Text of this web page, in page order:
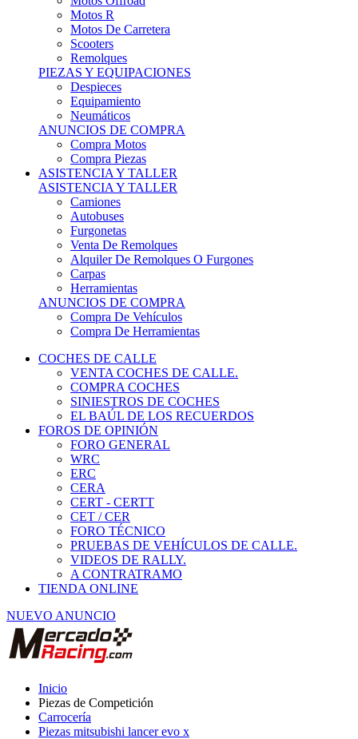
Motos R
Motos De Carretera
Scooters
Remolques
PIEZAS Y EQUIPACIONES
Despieces
Equipamiento
Neumáticos
ANUNCIOS DE COMPRA
Compra Motos
Compra Piezas
ASISTENCIA Y TALLER
ASISTENCIA Y TALLER
Camiones
Autobuses
Furgonetas
Venta De Remolques
Alquiler De Remolques O Furgones
Carpas
Herramientas
ANUNCIOS DE COMPRA
Compra De Vehículos
Compra De Herramientas
COCHES DE CALLE
VENTA COCHES DE CALLE.
COMPRA COCHES
SINIESTROS DE COCHES
EL BAÚL DE LOS RECUERDOS
FOROS DE OPINIÓN
FORO GENERAL
WRC
ERC
CERA
CERT - CERTT
CET / CER
FORO TÉCNICO
PRUEBAS DE VEHÍCULOS DE CALLE.
VIDEOS DE RALLY.
A CONTRATRAMO
TIENDA ONLINE
NUEVO ANUNCIO
Inicio
Piezas de Competición
Carrocería
Piezas mitsubishi lancer evo x